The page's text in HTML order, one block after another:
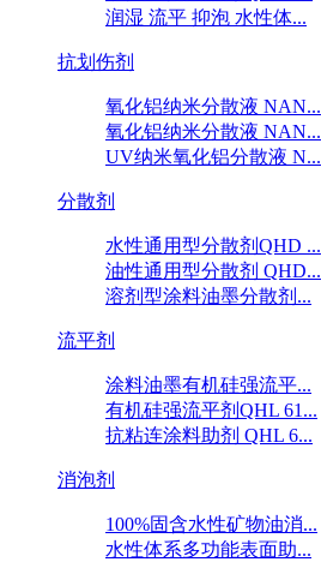
润湿 流平 抑泡 水性体...
抗划伤剂
氧化铝纳米分散液 NAN...
氧化铝纳米分散液 NAN...
UV纳米氧化铝分散液 N...
分散剂
水性通用型分散剂QHD ...
油性通用型分散剂 QHD...
溶剂型涂料油墨分散剂...
流平剂
涂料油墨有机硅强流平...
有机硅强流平剂QHL 61...
抗粘连涂料助剂 QHL 6...
消泡剂
100%固含水性矿物油消...
水性体系多功能表面助...